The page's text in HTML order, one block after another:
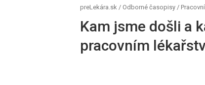
preLekára.sk / Odborné časopisy /
Kam jsme došli a
pracovním